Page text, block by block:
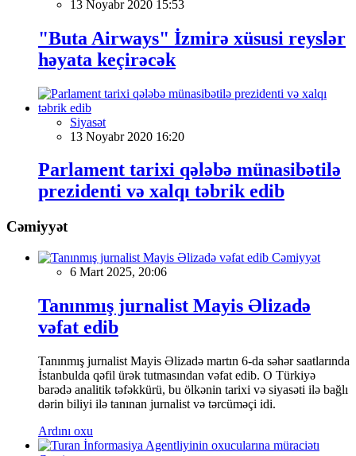
13 Noyabr 2020 15:53
"Buta Airways" İzmirə xüsusi reyslər
həyata keçirəcək
Siyasət
13 Noyabr 2020 16:20
Parlament tarixi qələbə münasibətilə
prezidenti və xalqı təbrik edib
Cəmiyyət
Cəmiyyət
6 Mart 2025, 20:06
Tanınmış jurnalist Mayis Əlizadə
vəfat edib
Tanınmış jurnalist Mayis Əlizadə martın 6-da səhər saatlarında
İstanbulda qəfil ürək tutmasından vəfat edib. O Türkiyə
barədə analitik təfəkkürü, bu ölkənin tarixi və siyasəti ilə bağlı
dərin biliyi ilə tanınan jurnalist və tərcüməçi idi.
Ardını oxu